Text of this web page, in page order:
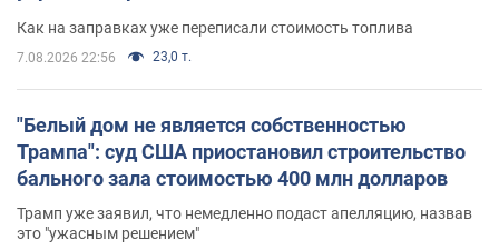
Как на заправках уже переписали стоимость топлива
7.08.2026 22:56 23,0 т.
"Белый дом не является собственностью
Трампа": суд США приостановил строительство
бального зала стоимостью 400 млн долларов
Трамп уже заявил, что немедленно подаст апелляцию, назвав
это "ужасным решением"